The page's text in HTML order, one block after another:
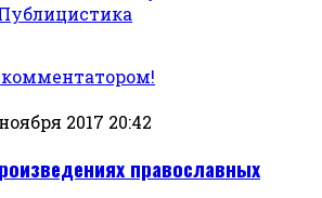
2017 20:42
православных